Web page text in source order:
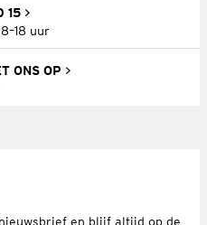
15
uur
ONS OP
en blijf altijd op de